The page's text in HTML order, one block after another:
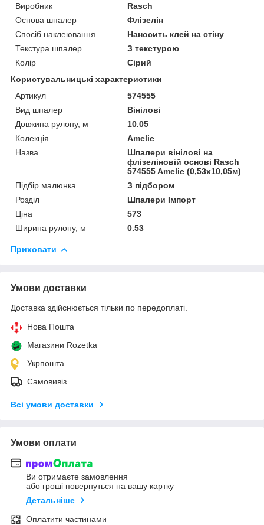
Виробник
Rasch
Основа шпалер
Флізелін
Спосіб наклеювання
Наносить клей на стіну
Текстура шпалер
З текстурою
Колір
Сірий
Користувальницькі характеристики
Артикул
574555
Вид шпалер
Вінілові
Довжина рулону, м
10.05
Колекція
Amelie
Назва
Шпалери вінілові на
флізеліновій основі Rasch
574555 Amelie (0,53х10,05м)
Підбір малюнка
З підбором
Розділ
Шпалери Імпорт
Ціна
573
Ширина рулону, м
0.53
Приховати
Умови доставки
Доставка здійснюється тільки по передоплаті.
Нова Пошта
Магазини Rozetka
Укрпошта
Самовивіз
Всі умови доставки
Умови оплати
Ви отримаєте замовлення
або гроші повернуться на вашу картку
Детальніше
Оплатити частинами